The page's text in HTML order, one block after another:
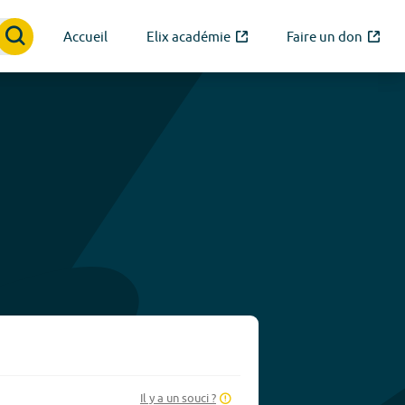
Accueil Elix académie Faire un don
Il y a un souci ?